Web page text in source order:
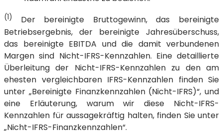
(1)
Der bereinigte Bruttogewinn, das bereinigte
Betriebsergebnis, der bereinigte Jahresüberschuss,
das bereinigte EBITDA und die damit verbundenen
Margen sind Nicht-IFRS-Kennzahlen. Eine detaillierte
Überleitung der Nicht-IFRS-Kennzahlen zu den am
ehesten vergleichbaren IFRS-Kennzahlen finden Sie
unter „Bereinigte Finanzkennzahlen (Nicht-IFRS)“, und
eine Erläuterung, warum wir diese Nicht-IFRS-
Kennzahlen für aussagekräftig halten, finden Sie unter
„Nicht-IFRS-Finanzkennzahlen“.